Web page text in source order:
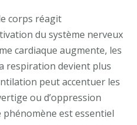
corps réagit
du système nerveux
cardiaque augmente, les
respiration devient plus
peut accentuer les
ou d’oppression
est essentiel